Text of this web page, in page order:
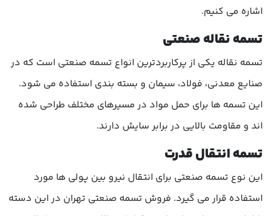
اشاره می کنیم.
تسمه نقاله صنعتی
تسمه نقاله یکی از پرکاربردترین انواع تسمه صنعتی است که در
صنایع معدنی، فولاد، سیمان و بسته بندی استفاده می شود.
این تسمه ها برای حمل مواد در مسیرهای مختلف طراحی شده
اند و مقاومت بالایی در برابر سایش دارند.
تسمه انتقال قدرت
این نوع تسمه صنعتی برای انتقال نیرو بین پولی ها مورد
استفاده قرار می گیرد. فروش تسمه صنعتی تهران در این دسته